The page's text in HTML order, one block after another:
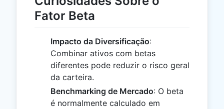
Fator Beta
Impacto da Diversificação:
Combinar ativos com betas
diferentes pode reduzir o risco geral
da carteira.
Benchmarking de Mercado: O beta
é normalmente calculado em